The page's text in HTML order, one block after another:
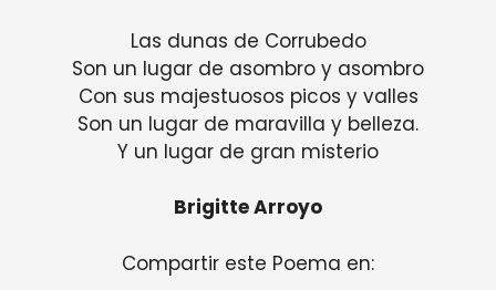
Las dunas de Corrubedo
Son un lugar de asombro y asombro
Con sus majestuosos picos y valles
Son un lugar de maravilla y belleza.
Y un lugar de gran misterio
Brigitte Arroyo
Compartir este Poema en: